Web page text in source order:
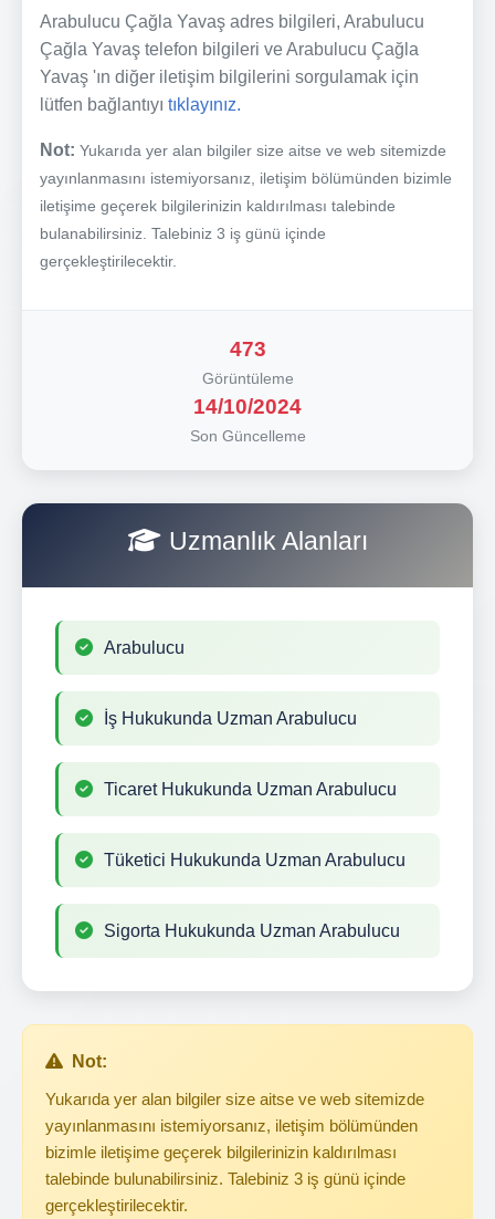
Arabulucu Çağla Yavaş adres bilgileri, Arabulucu
Çağla Yavaş telefon bilgileri ve Arabulucu Çağla
Yavaş 'ın diğer iletişim bilgilerini sorgulamak için
lütfen bağlantıyı tıklayınız.
Not: Yukarıda yer alan bilgiler size aitse ve web sitemizde
yayınlanmasını istemiyorsanız, iletişim bölümünden bizimle
iletişime geçerek bilgilerinizin kaldırılması talebinde
bulanabilirsiniz. Talebiniz 3 iş günü içinde
gerçekleştirilecektir.
473
Görüntüleme
14/10/2024
Son Güncelleme
Uzmanlık Alanları
Arabulucu
İş Hukukunda Uzman Arabulucu
Ticaret Hukukunda Uzman Arabulucu
Tüketici Hukukunda Uzman Arabulucu
Sigorta Hukukunda Uzman Arabulucu
Not:
Yukarıda yer alan bilgiler size aitse ve web sitemizde
yayınlanmasını istemiyorsanız, iletişim bölümünden
bizimle iletişime geçerek bilgilerinizin kaldırılması
talebinde bulunabilirsiniz. Talebiniz 3 iş günü içinde
gerçekleştirilecektir.